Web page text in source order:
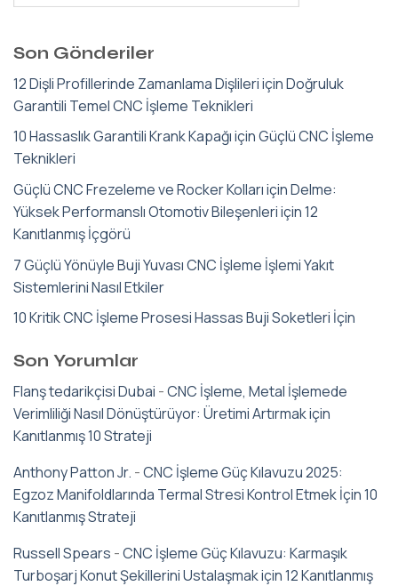
Son Gönderiler
12 Dişli Profillerinde Zamanlama Dişlileri için Doğruluk
Garantili Temel CNC İşleme Teknikleri
10 Hassaslık Garantili Krank Kapağı için Güçlü CNC İşleme
Teknikleri
Güçlü CNC Frezeleme ve Rocker Kolları için Delme:
Yüksek Performanslı Otomotiv Bileşenleri için 12
Kanıtlanmış İçgörü
7 Güçlü Yönüyle Buji Yuvası CNC İşleme İşlemi Yakıt
Sistemlerini Nasıl Etkiler
10 Kritik CNC İşleme Prosesi Hassas Buji Soketleri İçin
Son Yorumlar
Flanş tedarikçisi Dubai -CNC İşleme, Metal İşlemede
Verimliliği Nasıl Dönüştürüyor: Üretimi Artırmak için
Kanıtlanmış 10 Strateji
Anthony Patton Jr. -CNC İşleme Güç Kılavuzu 2025:
Egzoz Manifoldlarında Termal Stresi Kontrol Etmek İçin 10
Kanıtlanmış Strateji
Russell Spears -CNC İşleme Güç Kılavuzu: Karmaşık
Turboşarj Konut Şekillerini Ustalaşmak için 12 Kanıtlanmış